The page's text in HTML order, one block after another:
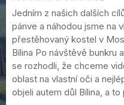
Jedním z našich dalších
pánve a náhodou jsme na
přestěhovaný kostel v
Bílina Po návštěvě bunkru
se rozhodli, že chceme
oblast na vlastní oči a
objeli autem důl Bílina, a to